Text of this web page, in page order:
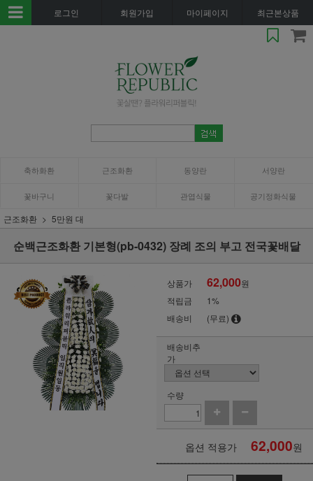
로그인 회원가입 마이페이지 최근본상품
축하화환 근조화환 동양란 서양란
꽃바구니 꽃다발 관엽식물 공기정화식물
근조화환 5만원 대
순백근조화환 기본형(pb-0432) 장례 조의 부고 전국꽃배달
상품가 62,000원
적립금
1%
배송비
(무료)
배송비추
가
수량
옵션 적용가 62,000원